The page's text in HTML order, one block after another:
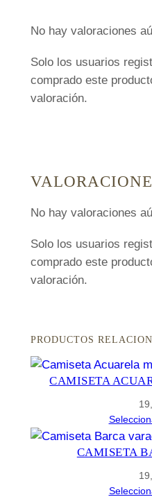
i
t
h
e
k
c
a
t
i
d
No hay valoraciones
Solo los usuarios
comprado este
valoración.
No hay valoraciones
Solo los usuarios
comprado este
valoración.
PRODUCTOS
CAMISETA
CAMISETA